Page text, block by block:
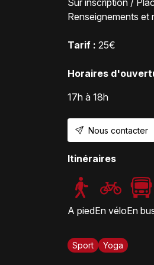
Sur inscription /
Renseignements
Tarif : 25€
Horaires
17h à 18h
Nous contacter
Itinéraires
A piedEn véloEn
Sport Yoga